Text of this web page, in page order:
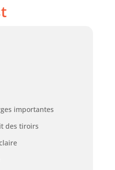
importantes
des tiroirs